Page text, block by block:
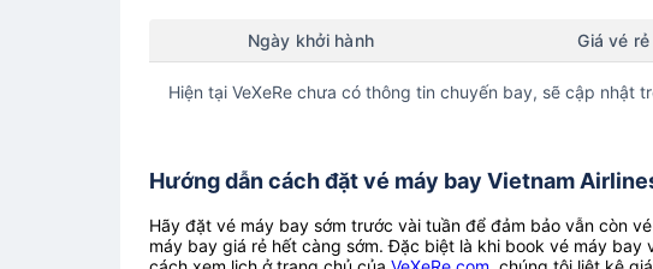
Ngày khởi hành Giá vé
Hiện tại VeXeRe chưa có thông tin chuyến bay, sẽ cập nhật
Hướng dẫn cách đặt vé máy bay Vietnam
Hãy đặt vé máy bay sớm trước vài tuần để đảm bảo vẫn còn
máy bay giá rẻ hết càng sớm. Đặc biệt là khi book vé máy bay